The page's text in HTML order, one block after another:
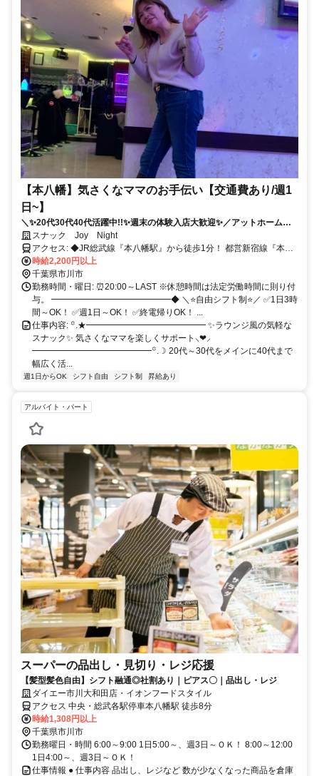
【本八幡】気さくなママのお手伝い【交通費あり/週1
日~】
＼✨20代30代40代活躍中!!✨週末の体験入店大歓迎✨／アットホームで
温かいラウンジ風スナック♪✅ノルマや競争は一切なし！✅週1日だけの
お手伝いでも大歓迎！夜のスキマ時間を楽しく有効活用しませんか
(„ᵕᴗᵕ„)
スナック Joy Night
アクセス: ◆JR総武線『本八幡駅』から徒歩1分！ 都営新宿線『本八
幡駅』からも好アクセス♪ さらに京成線『京成八幡駅』からも徒歩圏
内！ 駅チカで各線からアクセス良好◎ 学校・仕事、お出かけ帰りに
寄り道感覚で出勤も♪ 市川駅・下総中山駅・西船橋駅など 総武線沿線
からも通勤ラクラク！ さらに船橋駅・津田沼駅方面からも 電車1本で
らくらくアクセス◎
時給2,200円以上
千葉県市川市
勤務時間・曜日: ⏰20:00～LAST ※休憩時間は法定労働時間に則り付
与。 ━━━━━━━━━━━━━━◆ ＼⭐自由シフト制⭐／ ✅1日3時
間～OK！ ✅週1日～OK！ ✅終電帰りOK！ ...
仕事内容: ꙳.★━━━━━━━━━━━━━━ ✨ラウンジ風の気軽な
スナック✨ 気さくなママを楽しくサポート⸜❤︎⸝
━━━━━━━━━━━━━━꙳.☽ 20代～30代をメインに40代まで
幅広く活...
週1日からOK シフト自由 シフト制 昇給あり
アルバイト・パート
スーパーの品出し・見切り・レジ応援
【髪型髪色自由】シフト融通◎社割あり｜ピアス〇｜品出し・レジ
ダイエー市川大和田店・イオンフードスタイル
アクセス 中央・総武各駅停車本八幡駅 徒歩8分
時給1,308円以上
千葉県市川市
勤務曜日・時間 6:00～9:00 1日5:00～、週3日～ＯＫ！ 8:00～12:00
1日4:00～、週3日～ＯＫ！
仕事情報 ● 仕事内容 品出し、レジなど 数が少なくなった商品を倉庫